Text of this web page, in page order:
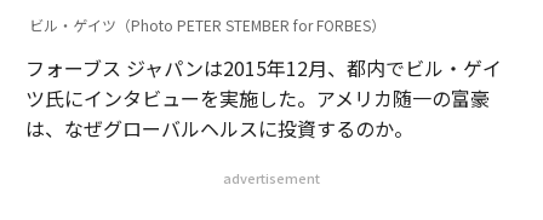
ビル・ゲイツ（Photo PETER STEMBER for FORBES）
フォーブス ジャパンは2015年12月、都内でビル・ゲイ
ツ氏にインタビューを実施した。アメリカ随一の富豪
は、なぜグローバルヘルスに投資するのか。
advertisement